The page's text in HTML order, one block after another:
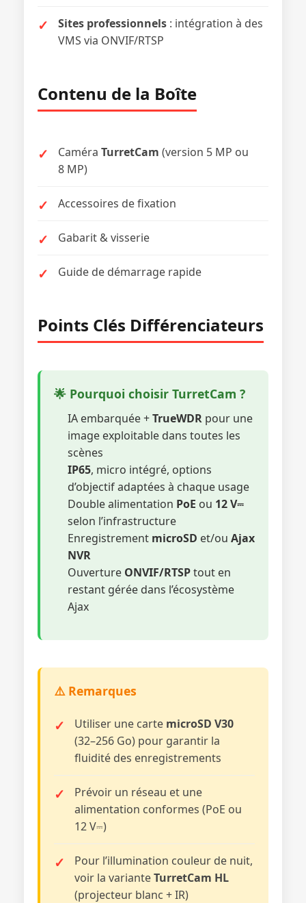
Sites professionnels : intégration à des
VMS via ONVIF/RTSP
Contenu de la Boîte
Caméra TurretCam (version 5 MP ou
8 MP)
Accessoires de fixation
Gabarit & visserie
Guide de démarrage rapide
Points Clés Différenciateurs
🌟 Pourquoi choisir TurretCam ?
IA embarquée +TrueWDR pour une
image exploitable dans toutes les
scènes
IP65, micro intégré, options
d’objectif adaptées à chaque usage
Double alimentation PoE ou 12 V⎓
selon l’infrastructure
Enregistrement microSD et/ou Ajax
NVR
Ouverture ONVIF/RTSPtout en
restant gérée dans l’écosystème
Ajax
⚠️ Remarques
Utiliser une carte microSD V30
(32–256 Go) pour garantir la
fluidité des enregistrements
Prévoir un réseau et une
alimentation conformes (PoE ou
12 V⎓)
Pour l’illumination couleur de nuit,
voir la varianteTurretCam HL
(projecteur blanc + IR)